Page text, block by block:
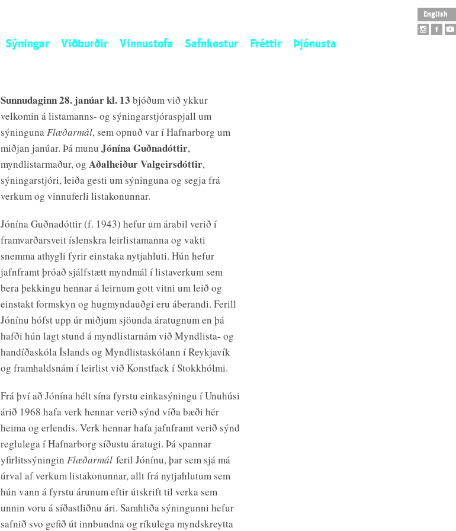
English
Sýningar Viðburðir Vinnustofa
Opið kall
Safnkostur
Ný aðföng
Fréttir Þjónusta
Sunnudaginn 28. janúar kl. 13 bjóðum við ykkur
velkomin á listamanns- og sýningarstjóraspjall um
sýningunaFlæðarmál, sem opnuð var í Hafnarborg um
miðjan janúar. Þá munuJónína Guðnadóttir,
myndlistarmaður, ogAðalheiður Valgeirsdóttir,
sýningarstjóri, leiða gesti um sýninguna og segja frá
verkum og vinnuferli listakonunnar.
Jónína Guðnadóttir (f. 1943) hefur um árabil verið í
framvarðarsveit íslenskra leirlistamanna og vakti
snemma athygli fyrir einstaka nytjahluti. Hún hefur
jafnframt þróað sjálfstætt myndmál í listaverkum sem
bera þekkingu hennar á leirnum gott vitni um leið og
einstakt formskyn og hugmyndauðgi eru áberandi. Ferill
Jónínu hófst upp úr miðjum sjöunda áratugnum en þá
hafði hún lagt stund á myndlistarnám við Myndlista- og
handíðaskóla Íslands og Myndlistaskólann í Reykjavík
og framhaldsnám í leirlist við Konstfack í Stokkhólmi.
Frá því að Jónína hélt sína fyrstu einkasýningu í Unuhúsi
árið 1968 hafa verk hennar verið sýnd víða bæði hér
heima og erlendis. Verk hennar hafa jafnframt verið sýnd
reglulega í Hafnarborg síðustu áratugi. Þá spannar
yfirlitssýninginFlæðarmál feril Jónínu, þar sem sjá má
úrval af verkum listakonunnar, allt frá nytjahlutum sem
hún vann á fyrstu árunum eftir útskrift til verka sem
unnin voru á síðastliðnu ári. Samhliða sýningunni hefur
safnið svo gefið út innbundna og ríkulega myndskreytta